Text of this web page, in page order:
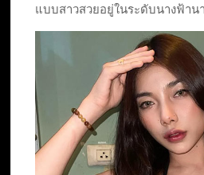
แบบสาวสวยอยู่ในระดับนางฟ้าน